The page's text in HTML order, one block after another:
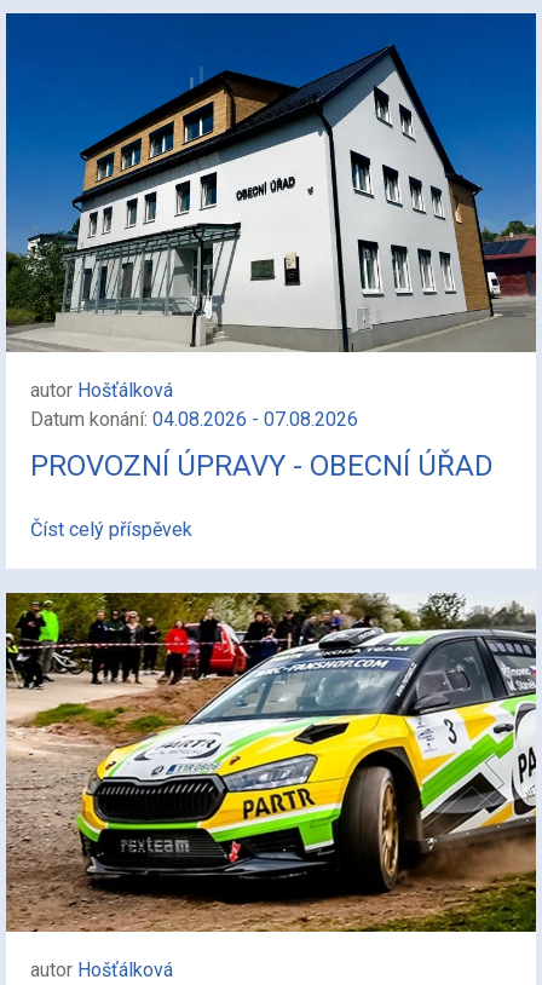
autor Hošťálková
Datum konání: 04.08.2026 - 07.08.2026
PROVOZNÍ ÚPRAVY - OBECNÍ ÚŘAD
Číst celý příspěvek
autor Hošťálková